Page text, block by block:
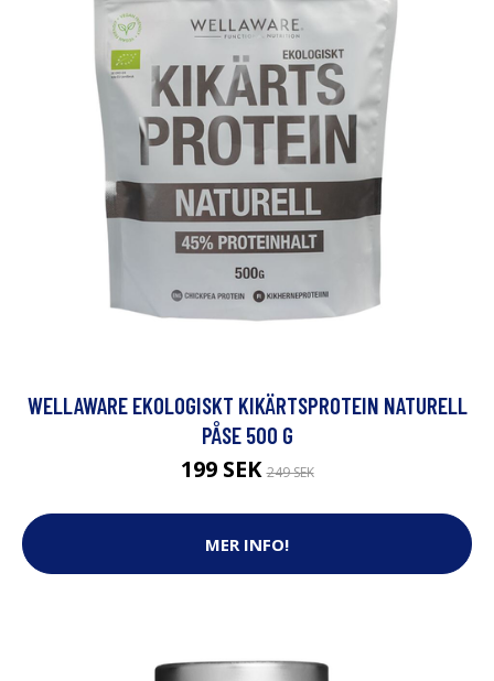
WELLAWARE EKOLOGISKT KIKÄRTSPROTEIN NATURELL
PÅSE 500 G
199 SEK249 SEK
MER INFO!